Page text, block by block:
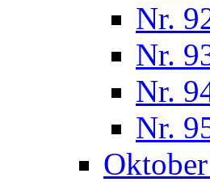
Nr.
Nr.
Nr.
Nr.